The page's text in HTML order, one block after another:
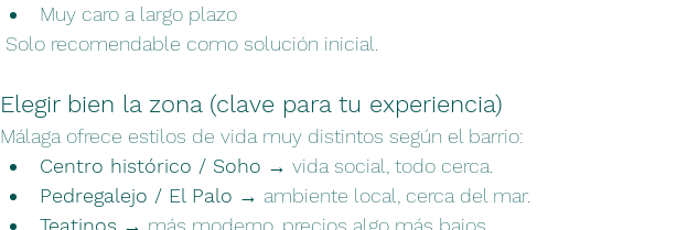
Muy caro a largo plazo
Solo recomendable como solución inicial.
Elegir bien la zona (clave para tu experiencia)
Málaga ofrece estilos de vida muy distintos según el barrio:
Centro histórico / Soho → vida social, todo cerca.
Pedregalejo / El Palo → ambiente local, cerca del mar.
Teatinos → más moderno, precios algo más bajos.